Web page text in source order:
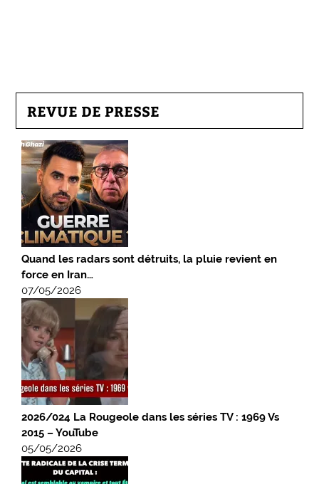
REVUE DE PRESSE
Quand les radars sont détruits, la pluie revient en
force en Iran…
07/05/2026
2026/024 La Rougeole dans les séries TV : 1969 Vs
2015 – YouTube
05/05/2026